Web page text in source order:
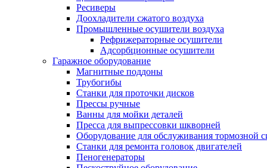
Ресиверы
Доохладители сжатого воздуха
Промышленные осушители воздуха
Рефрижераторные осушители
Адсорбционные осушители
Гаражное оборудование
Магнитные поддоны
Трубогибы
Станки для проточки дисков
Прессы ручные
Ванны для мойки деталей
Пресса для выпрессовки шкворней
Оборудование для обслуживания тормозной
Станки для ремонта головок двигателей
Пеногенераторы